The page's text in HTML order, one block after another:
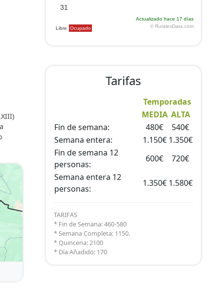
de
Tarifas
Temporadas
MEDIA ALTA
Fin de semana:
480€
540€
Semana entera:
1.150€ 1.350€
Fin de semana 12
personas:
600€
720€
Semana entera 12
personas:
1.350€ 1.580€
TARIFAS
* Fin de Semana: 460-580
* Semana Completa: 1150.
* Quincena: 2100
* Día Añadido: 170